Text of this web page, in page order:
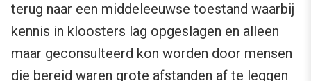
terug naar een middeleeuwse toestand waarbij
kennis in kloosters lag opgeslagen en alleen
maar geconsulteerd kon worden door mensen
die bereid waren grote afstanden af te leggen